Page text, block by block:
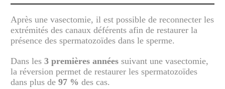
Après une vasectomie, il est possible de reconnecter les
extrémités des canaux déférents afin de restaurer la
présence des spermatozoïdes dans le sperme.
Dans les 3 premières annéessuivant une vasectomie,
la réversion permet de restaurer les spermatozoïdes
dans plus de 97 % des cas.